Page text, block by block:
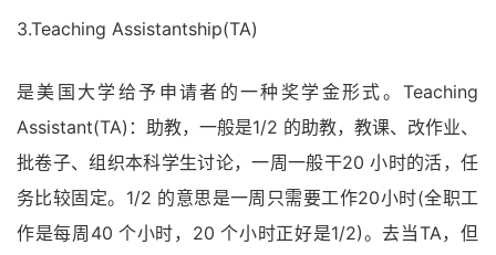
3.Teaching Assistantship(TA)
是美国大学给予申请者的一种奖学金形式。Teaching
Assistant(TA)：助教，一般是1/2 的助教，教课、改作业、
批卷子、组织本科学生讨论，一周一般干20 小时的活，任
务比较固定。1/2 的意思是一周只需要工作20小时(全职工
作是每周40 个小时，20 个小时正好是1/2)。去当TA，但